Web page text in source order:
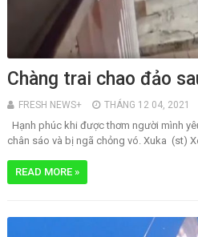
Chàng trai chao đảo
FRESH NEWS+ THÁNG 12 04, 2021
Hạnh phúc khi được thơm người mình
chân sáo và bị ngã chỏng vó. Xuka (st)
READ MORE »